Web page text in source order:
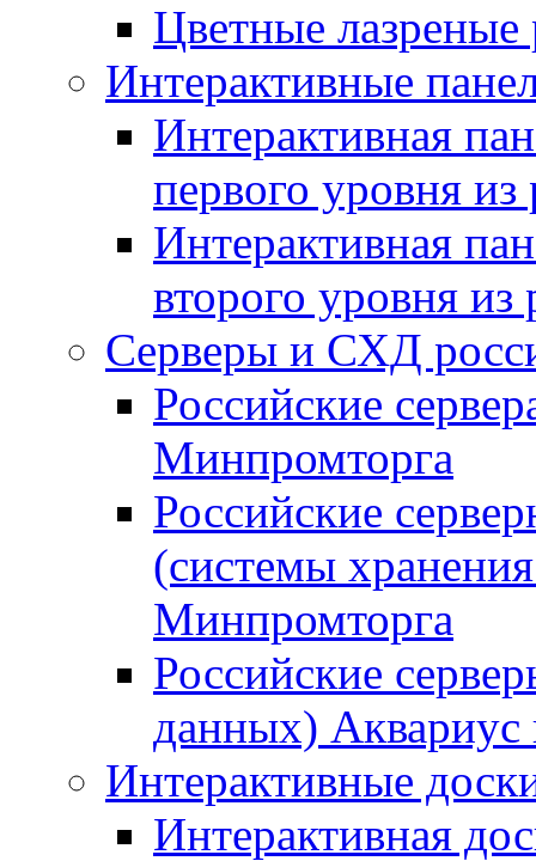
Цветные
Интерактивные
Интерактивная
первого уровня
Интерактивная
второго уровня
Серверы и СХД
Российские
Минпромторга
Российские
(системы
Минпромторга
Российские
данных) Аквариус
Интерактивные
Интерактивная